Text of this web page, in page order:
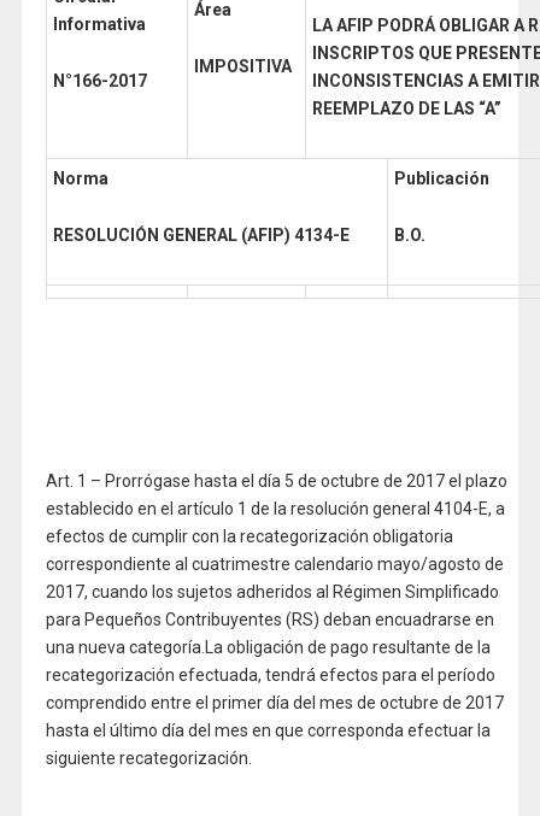
Informativa
N°166-2017
Área
IMPOSITIVA
LA AFIP PODRÁ OBLIGAR A
INSCRIPTOS QUE
INCONSISTENCIAS A
REEMPLAZO DE LAS “A”
Norma
RESOLUCIÓN GENERAL (AFIP) 4134-E
Publicación
B.O.
Art. 1 – Prorrógase hasta el día 5 de octubre de 2017 el plazo
establecido en el artículo 1 de la resolución general 4104-E, a
efectos de cumplir con la recategorización obligatoria
correspondiente al cuatrimestre calendario mayo/agosto de
2017, cuando los sujetos adheridos al Régimen Simplificado
para Pequeños Contribuyentes (RS) deban encuadrarse en
una nueva categoría.La obligación de pago resultante de la
recategorización efectuada, tendrá efectos para el período
comprendido entre el primer día del mes de octubre de 2017
hasta el último día del mes en que corresponda efectuar la
siguiente recategorización.